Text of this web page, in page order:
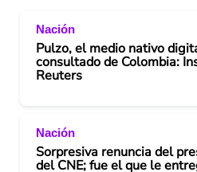
Nación
Pulzo, el medio nativo
consultado de Colombia:
Reuters
Nación
Sorpresiva renuncia del
del CNE; fue el que le